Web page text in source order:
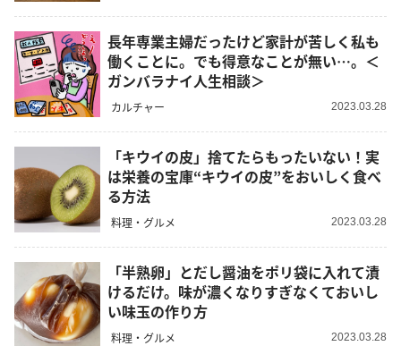
長年専業主婦だったけど家計が苦しく私も
働くことに。でも得意なことが無い…。＜
ガンバラナイ人生相談＞
カルチャー 2023.03.28
「キウイの皮」捨てたらもったいない！実
は栄養の宝庫“キウイの皮”をおいしく食べ
る方法
料理・グルメ 2023.03.28
「半熟卵」とだし醤油をポリ袋に入れて漬
けるだけ。味が濃くなりすぎなくておいし
い味玉の作り方
料理・グルメ 2023.03.28